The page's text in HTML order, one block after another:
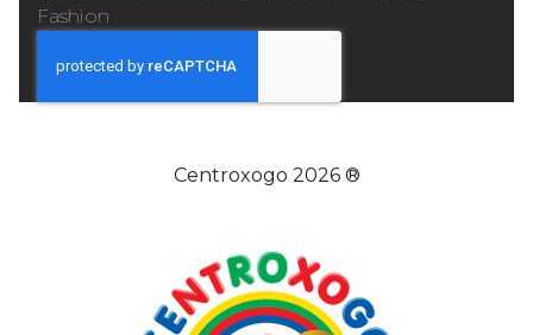
Fashion
Centroxogo 2026 ®